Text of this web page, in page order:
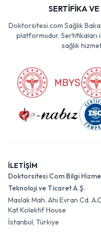
SERTİFİKA
Doktorsitesi.com Sağlık
platformudur. Sertifikaları
sağlık
İLETİŞİM
Doktorsitesi Com Bilgi
Teknoloji ve Ticaret A.Ş.
Maslak Mah. Ahi Evran Cd.
Kat Kolektif House
İstanbul, Türkiye